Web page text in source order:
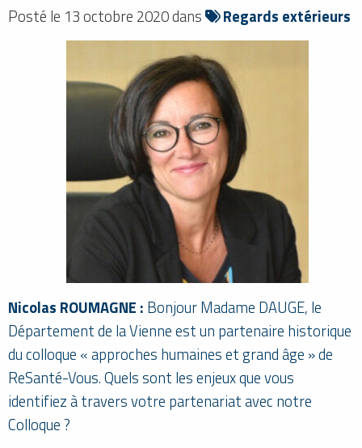
Posté le 13 octobre 2020 dans
Regards extérieurs
Nicolas ROUMAGNE : Bonjour Madame DAUGE, le
Département de la Vienne est un partenaire historique
du colloque « approches humaines et grand âge » de
ReSanté-Vous. Quels sont les enjeux que vous
identifiez à travers votre partenariat avec notre
Colloque ?